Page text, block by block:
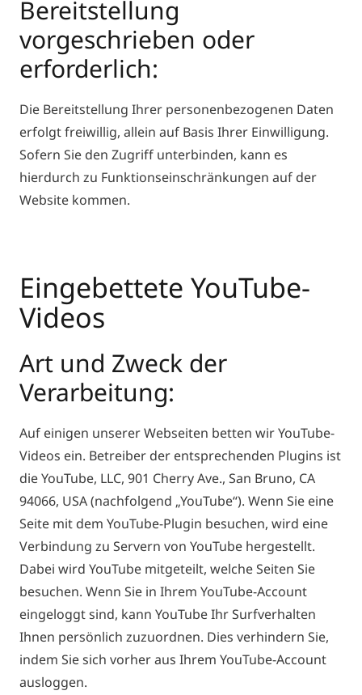
Bereitstellung
vorgeschrieben oder
erforderlich:
Die Bereitstellung Ihrer personenbezogenen Daten
erfolgt freiwillig, allein auf Basis Ihrer Einwilligung.
Sofern Sie den Zugriff unterbinden, kann es
hierdurch zu Funktionseinschränkungen auf der
Website kommen.
Eingebettete YouTube-
Videos
Art und Zweck der
Verarbeitung:
Auf einigen unserer Webseiten betten wir YouTube-
Videos ein. Betreiber der entsprechenden Plugins ist
die YouTube, LLC, 901 Cherry Ave., San Bruno, CA
94066, USA (nachfolgend „YouTube“). Wenn Sie eine
Seite mit dem YouTube-Plugin besuchen, wird eine
Verbindung zu Servern von YouTube hergestellt.
Dabei wird YouTube mitgeteilt, welche Seiten Sie
besuchen. Wenn Sie in Ihrem YouTube-Account
eingeloggt sind, kann YouTube Ihr Surfverhalten
Ihnen persönlich zuzuordnen. Dies verhindern Sie,
indem Sie sich vorher aus Ihrem YouTube-Account
ausloggen.